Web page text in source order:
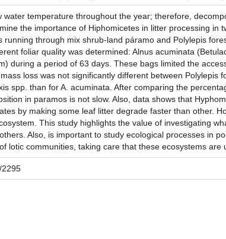
temperature throughout the year; therefore,
the importance of Hiphomicetes in litter processing in
through mix shrub-land páramo and Polylepis
foliar quality was determined: Alnus acuminata
during a period of 63 days. These bags limited the
loss was not significantly different between Polylepis
spp. than for A. acuminata. After comparing the
in paramos is not slow. Also, data shows that
by making some leaf litter degrade faster than other.
This study highlights the value of investigating
Also, is important to study ecological processes in
lotic communities, taking care that these ecosystems are
2295